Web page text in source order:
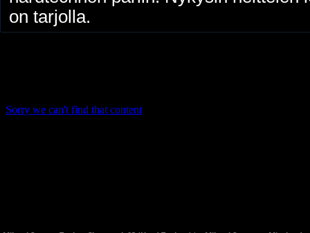
on tarjolla.